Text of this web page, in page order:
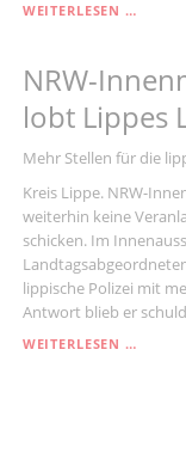
WEITERLESEN …
DER
KRISE
NRW-
lobt Lippes
Mehr Stellen für die
Kreis Lippe. NRW-
weiterhin keine
schicken. Im
lippische Polizei mit
Antwort blieb er
WEITERLESEN …NRW-